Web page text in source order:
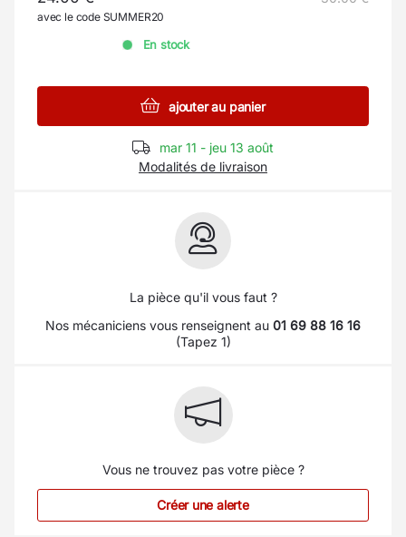
avec le code SUMMER20
En stock
ajouter au panier
mar 11 - jeu 13 août
Modalités de livraison
La pièce qu'il vous faut ?
Nos mécaniciens vous renseignent au 01 69 88 16 16
(Tapez 1)
Vous ne trouvez pas votre pièce ?
Créer une alerte